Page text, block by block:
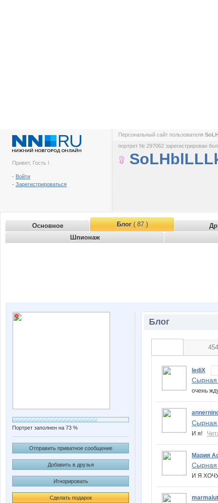
Привет, Гость !
- Войти
- Зарегистрироваться
Персональный сайт пользователя
портрет № 297062 зарегистрирован
Основное Блог( 87 )
Шпионаж
Портрет заполнен на 73 %
Отправить приватное сообщение
Добавить в друзья
Игнорировать
Сделать подарок
Блог
454
lediX
Сырная
очень
Сырная
И я!
Мария
Сырная
И Я